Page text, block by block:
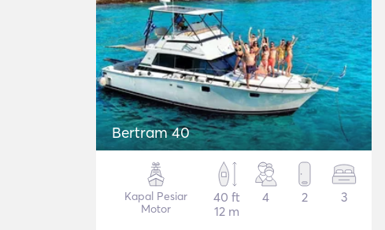
Bertram 40
Kapal Pesiar
Motor
40 ft
12 m
4 2 3